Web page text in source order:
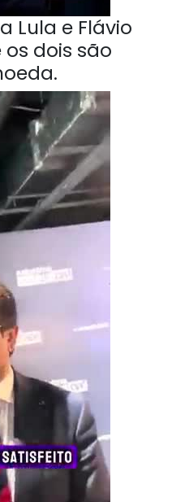
Lula e Flávio
os dois são